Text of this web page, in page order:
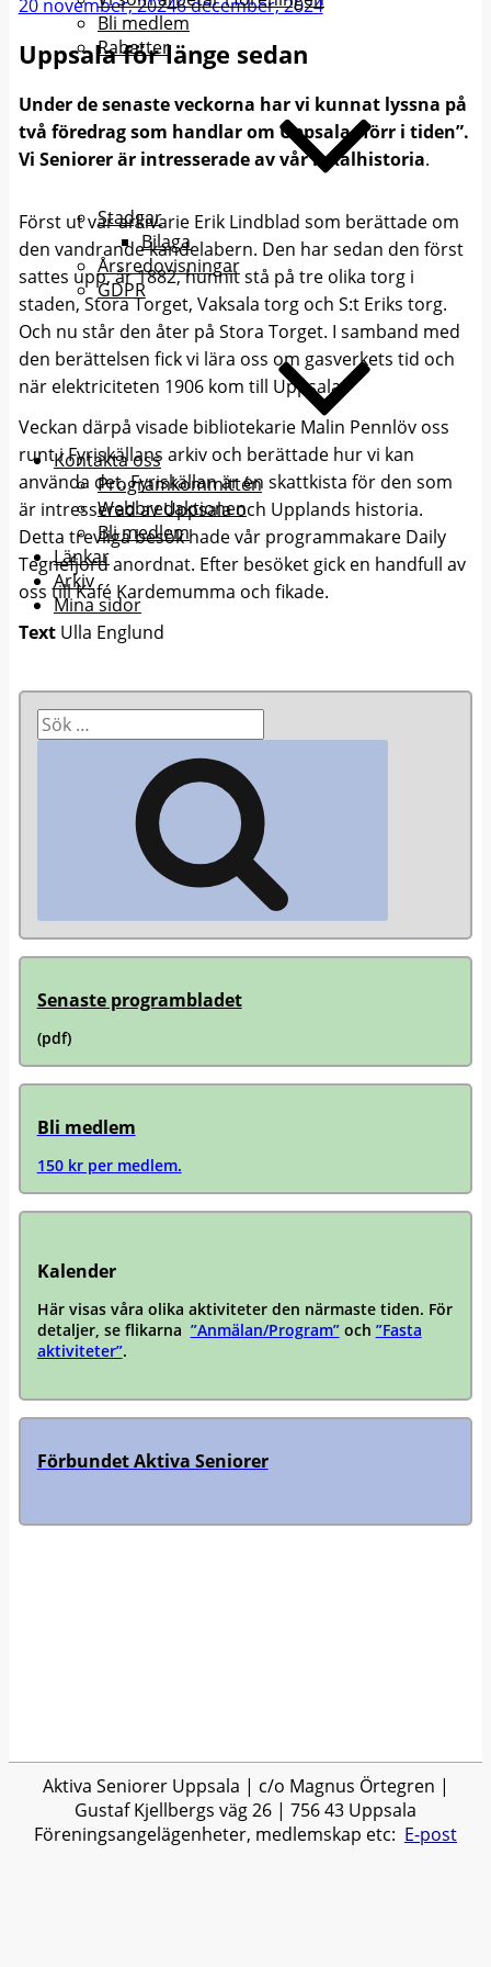
Bli medlem
Rabatter
Stadgar
Bilaga
Årsredovisningar
GDPR
Kontakta oss
Programkommittén
Webbredaktionen
Bli medlem
Länkar
Arkiv
Mina sidor
20 november, 20246 december, 2024
Uppsala för länge sedan
Under de senaste veckorna har vi kunnat lyssna på
två föredrag som handlar om Uppsala ”förr i tiden”.
Vi Seniorer är intresserade avvår lokalhistoria.
Först ut var arkivarie Erik Lindblad som berättade om
den vandrande kandelabern. Den har sedan den först
sattes upp, år 1882, hunnit stå på tre olika torg i
staden, Stora Torget, Vaksala torg och S:t Eriks torg.
Och nu står den åter på Stora Torget. I samband med
den berättelsen fick vi lära oss om gasverkets tid och
när elektriciteten 1906 kom till Uppsala.
Veckan därpå visade bibliotekarie Malin Pennlöv oss
runt i Fyriskällans arkiv och berättade hur vi kan
använda det. Fyriskällan är en skattkista för den som
är intresserad av Uppsala och Upplands historia.
Detta trevliga besök hade vår programmakare Daily
Tegnefjord anordnat. Efter besöket gick en handfull av
oss till Kafé Kardemumma och fikade.
Text Ulla Englund
Sök
efter:
Senaste programbladet
(pdf)
Bli medlem
150 kr per medlem.
Kalender
Här visas våra olika aktiviteter den närmaste tiden. För
detaljer, se flikarna ”Anmälan/Program”och ”Fasta
aktiviteter”.
Förbundet Aktiva Seniorer
Aktiva Seniorer Uppsala | c/o Magnus Örtegren |
Gustaf Kjellbergs väg 26 | 756 43 Uppsala
Föreningsangelägenheter, medlemskap etc: E-post